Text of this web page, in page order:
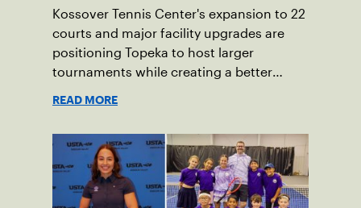
Kossover Tennis Center's expansion to 22
courts and major facility upgrades are
positioning Topeka to host larger
tournaments while creating a better
READ MORE